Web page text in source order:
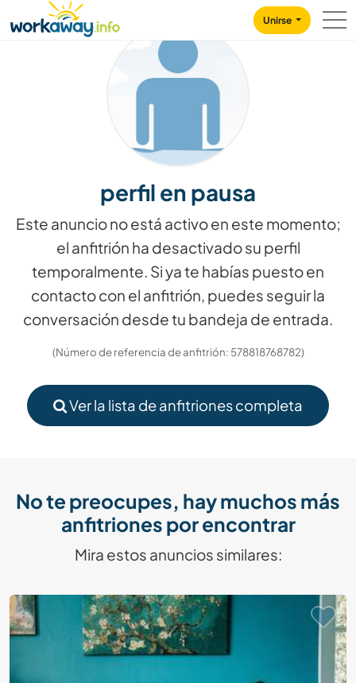
CONTENT
MAIN NAVIGATION
Unirse
perfil en pausa
Este anuncio no está activo en este momento;
el anfitrión ha desactivado su perfil
temporalmente. Si ya te habías puesto en
contacto con el anfitrión, puedes seguir la
conversación desde tu bandeja de entrada.
(Número de referencia de anfitrión: 578818768782)
Ver la lista de anfitriones completa
No te preocupes, hay muchos más
anfitriones por encontrar
Mira estos anuncios similares: